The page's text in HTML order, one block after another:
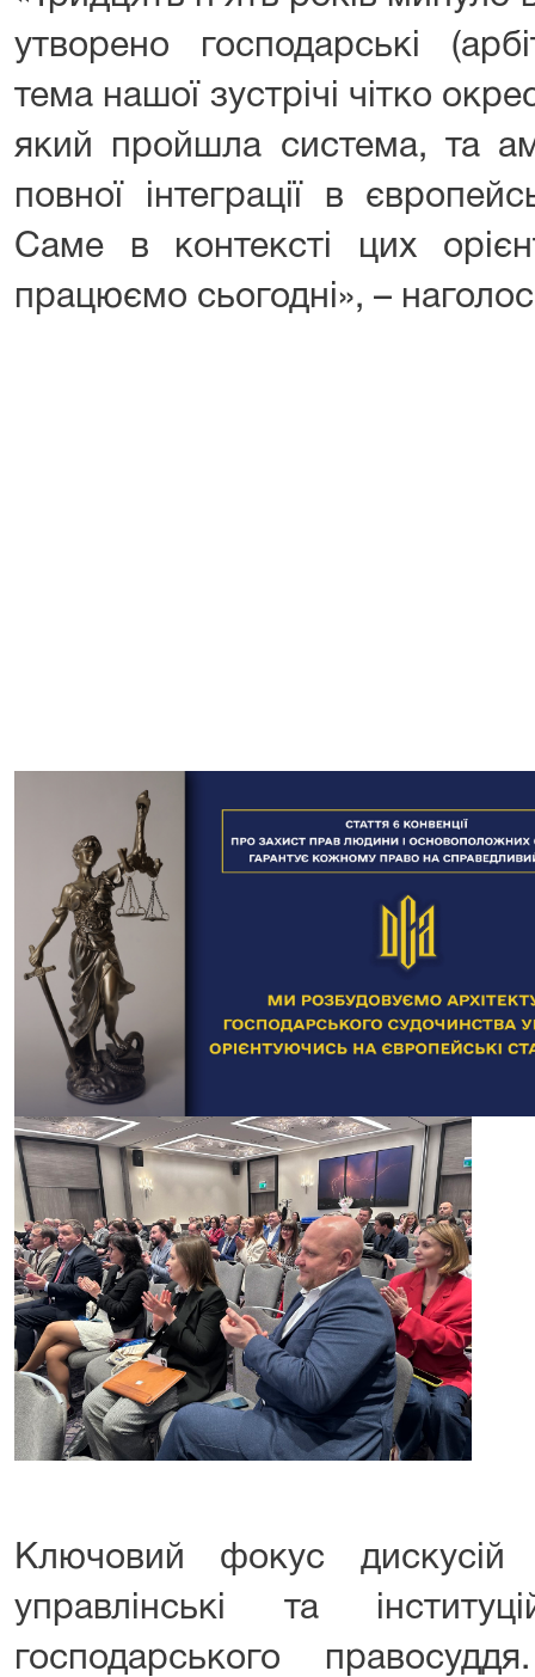
утворено господарські
тема нашої зустрічі чітко
який пройшла система, та
повної інтеграції в
Саме в контексті цих
працюємо сьогодні», –
Ключовий фокус
управлінські та
господарського